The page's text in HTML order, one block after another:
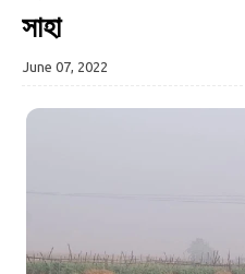
সাহা
June 07, 2022